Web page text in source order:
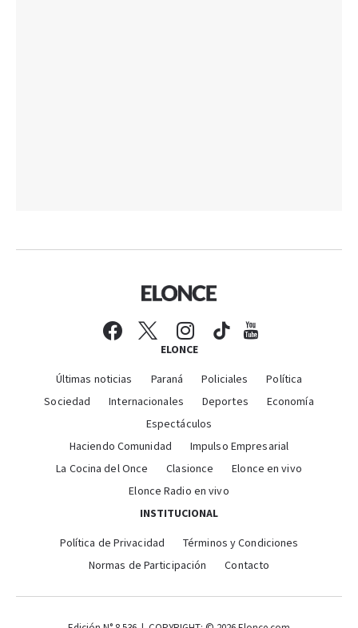
ELONCE
Últimas noticias Paraná Policiales
Política
Sociedad
Internacionales Deportes
Economía
Espectáculos
Haciendo Comunidad
Impulso Empresarial
La Cocina del Once
Clasionce
Elonce en vivo
Elonce Radio en vivo
INSTITUCIONAL
Política de Privacidad
Términos y Condiciones
Normas de Participación
Contacto